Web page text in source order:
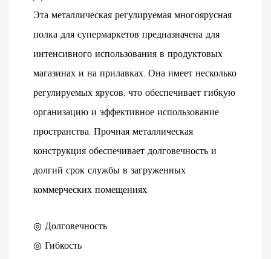
Эта металлическая регулируемая многоярусная
полка для супермаркетов предназначена для
интенсивного использования в продуктовых
магазинах и на прилавках. Она имеет несколько
регулируемых ярусов, что обеспечивает гибкую
организацию и эффективное использование
пространства. Прочная металлическая
конструкция обеспечивает долговечность и
долгий срок службы в загруженных
коммерческих помещениях.
◎ Долговечность
◎ Гибкость